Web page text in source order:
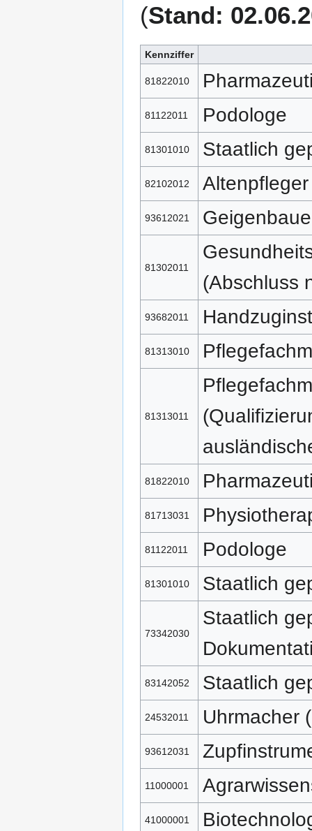
(Stand:
Kennziffer
81822010
81122011 Podologe
81301010 Staatlich
82102012
93612021
81302011
(Abschluss
93682011
81313010
81313011
81822010
81713031
81122011 Podologe
81301010 Staatlich
73342030
Staatlich
83142052 Staatlich
24532011 Uhrmacher
93612031
11000001
41000001